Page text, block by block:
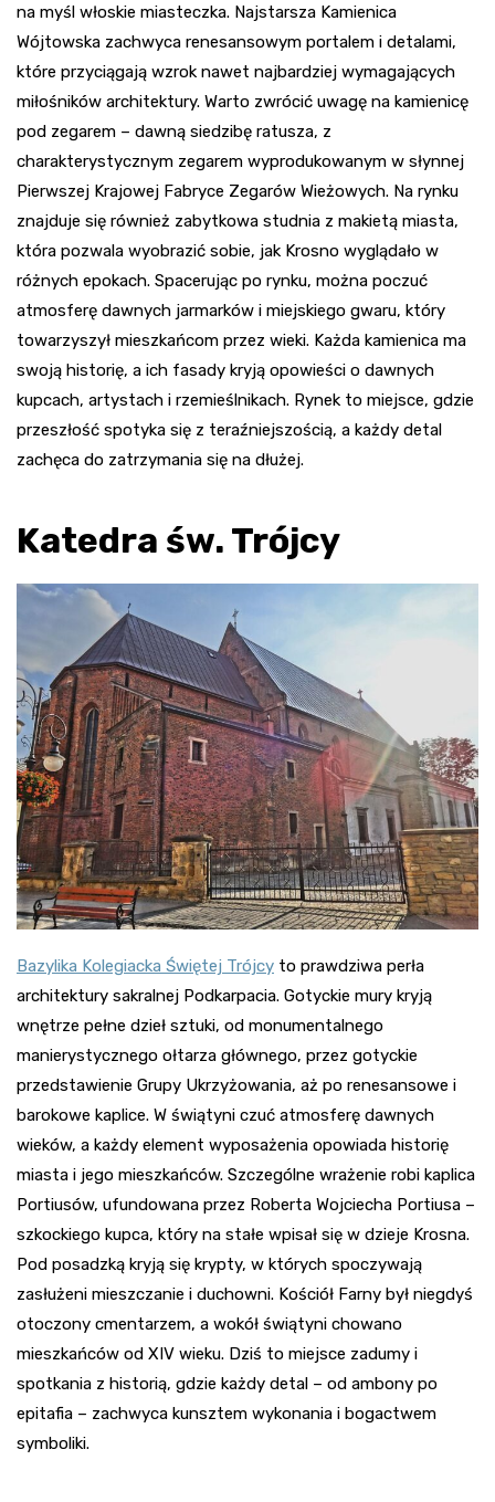
na myśl włoskie miasteczka. Najstarsza Kamienica
Wójtowska zachwyca renesansowym portalem i detalami,
które przyciągają wzrok nawet najbardziej wymagających
miłośników architektury. Warto zwrócić uwagę na kamienicę
pod zegarem – dawną siedzibę ratusza, z
charakterystycznym zegarem wyprodukowanym w słynnej
Pierwszej Krajowej Fabryce Zegarów Wieżowych. Na rynku
znajduje się również zabytkowa studnia z makietą miasta,
która pozwala wyobrazić sobie, jak Krosno wyglądało w
różnych epokach. Spacerując po rynku, można poczuć
atmosferę dawnych jarmarków i miejskiego gwaru, który
towarzyszył mieszkańcom przez wieki. Każda kamienica ma
swoją historię, a ich fasady kryją opowieści o dawnych
kupcach, artystach i rzemieślnikach. Rynek to miejsce, gdzie
przeszłość spotyka się z teraźniejszością, a każdy detal
zachęca do zatrzymania się na dłużej.
Katedra św. Trójcy
Bazylika Kolegiacka Świętej Trójcy to prawdziwa perła
architektury sakralnej Podkarpacia. Gotyckie mury kryją
wnętrze pełne dzieł sztuki, od monumentalnego
manierystycznego ołtarza głównego, przez gotyckie
przedstawienie Grupy Ukrzyżowania, aż po renesansowe i
barokowe kaplice. W świątyni czuć atmosferę dawnych
wieków, a każdy element wyposażenia opowiada historię
miasta i jego mieszkańców. Szczególne wrażenie robi kaplica
Portiusów, ufundowana przez Roberta Wojciecha Portiusa –
szkockiego kupca, który na stałe wpisał się w dzieje Krosna.
Pod posadzką kryją się krypty, w których spoczywają
zasłużeni mieszczanie i duchowni. Kościół Farny był niegdyś
otoczony cmentarzem, a wokół świątyni chowano
mieszkańców od XIV wieku. Dziś to miejsce zadumy i
spotkania z historią, gdzie każdy detal – od ambony po
epitafia – zachwyca kunsztem wykonania i bogactwem
symboliki.